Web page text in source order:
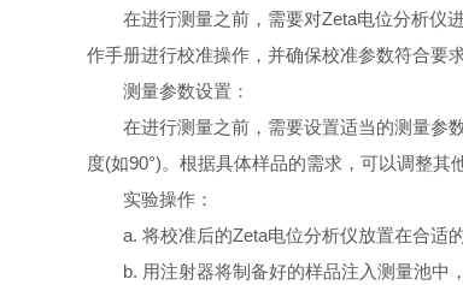
在进行测量之前，需要对Zeta电位分析仪进
作手册进行校准操作，并确保校准参数符合要求
测量参数设置：
在进行测量之前，需要设置适当的测量参数
度(如90°)。根据具体样品的需求，可以调整其
实验操作：
a. 将校准后的Zeta电位分析仪放置在合适的
b. 用注射器将制备好的样品注入测量池中，